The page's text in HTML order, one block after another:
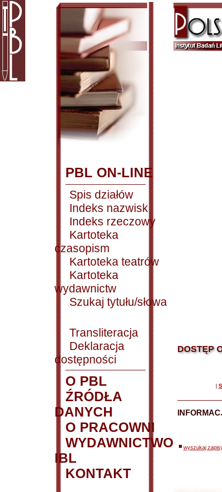
PBL ON-LINE
Spis działów
Indeks nazwisk
Indeks rzeczowy
Kartoteka
czasopism
Kartoteka teatrów
Kartoteka
wydawnictw
Szukaj tytułu/słowa
Transliteracja
Deklaracja
dostępności
O PBL
ŹRÓDŁA
DANYCH
O PRACOWNI
WYDAWNICTWO
IBL
KONTAKT
DOSTĘP
|
wyszukaj